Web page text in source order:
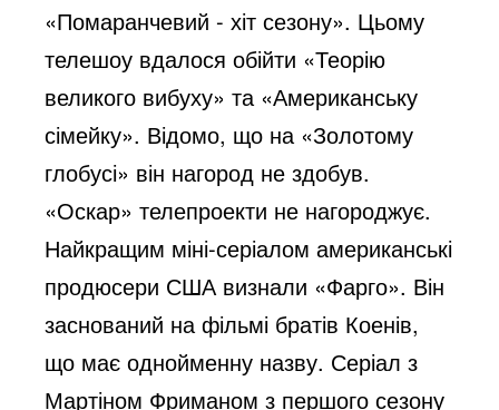
«Помаранчевий - хіт сезону». Цьому
телешоу вдалося обійти «Теорію
великого вибуху» та «Американську
сімейку». Відомо, що на «Золотому
глобусі» він нагород не здобув.
«Оскар» телепроекти не нагороджує.
Найкращим міні-серіалом американські
продюсери США визнали «Фарго». Він
заснований на фільмі братів Коенів,
що має однойменну назву. Серіал з
Мартіном Фриманом з першого сезону